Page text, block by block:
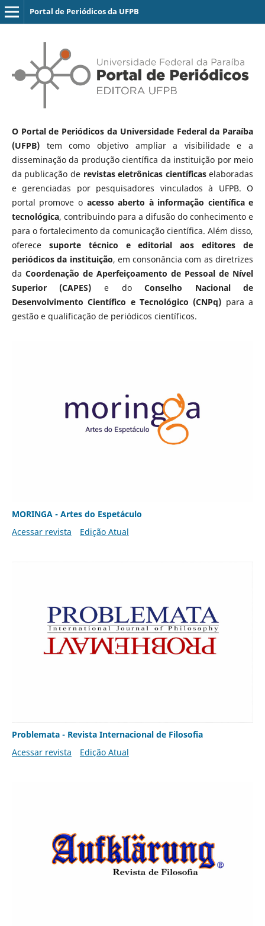
Portal de Periódicos da UFPB
O Portal de Periódicos da Universidade Federal da Paraíba
(UFPB)tem como objetivo ampliar a visibilidade e a
disseminação da produção científica da instituição por meio
da publicação de revistas eletrônicas científicaselaboradas
e gerenciadas por pesquisadores vinculados à UFPB. O
portal promove o acesso aberto à informação científica e
tecnológica, contribuindo para a difusão do conhecimento e
para o fortalecimento da comunicação científica. Além disso,
oferece suporte técnico e editorial aos editores de
periódicos da instituição, em consonância com as diretrizes
da Coordenação de Aperfeiçoamento de Pessoal de Nível
Superior (CAPES) e doConselho Nacional de
Desenvolvimento Científico e Tecnológico (CNPq) para a
gestão e qualificação de periódicos científicos.
MORINGA - Artes do Espetáculo
Acessar revista
Edição Atual
Problemata - Revista Internacional de Filosofia
Acessar revista
Edição Atual